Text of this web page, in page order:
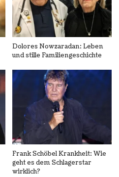
Dolores Nowzaradan: Leben
und stille Familiengeschichte
Frank Schöbel Krankheit: Wie
geht es dem Schlagerstar
wirklich?